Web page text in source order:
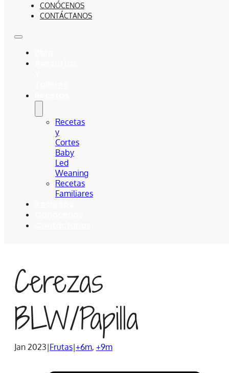
CONÓCENOS
CONTÁCTANOS
Recetas
y
Cortes
Baby
Led
Weaning
Recetas
Familiares
Cerezas
BLW/Papilla
Jan 2023|Frutas|+6m, +9m